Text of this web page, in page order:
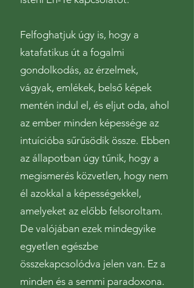
Felfoghatjuk úgy is, hogy a
katafatikus út a fogalmi
gondolkodás, az érzelmek,
vágyak, emlékek, belső képek
mentén indul el, és eljut oda, ahol
az ember minden képessége az
intuícióba sűrűsödik össze. Ebben
az állapotban úgy tűnik, hogy a
megismerés közvetlen, hogy nem
él azokkal a képességekkel,
amelyeket az előbb felsoroltam.
De valójában ezek mindegyike
egyetlen egészbe
összekapcsolódva jelen van. Ez a
minden és a semmi paradoxona.